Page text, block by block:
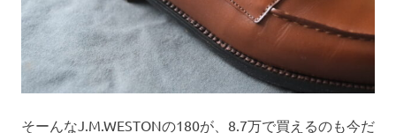
そーんなJ.M.WESTONの180が、8.7万で買えるのも今だ